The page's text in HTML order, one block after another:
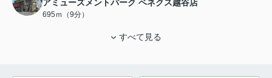
アミューズメントパーク ベネクス越谷店
695ｍ（9分）
すべて見る